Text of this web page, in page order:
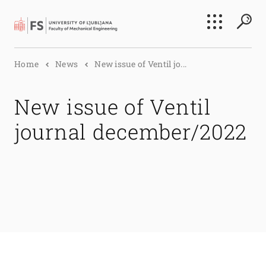
Search
Home News New issue of Ventil jo...
New issue of Ventil
journal december/2022